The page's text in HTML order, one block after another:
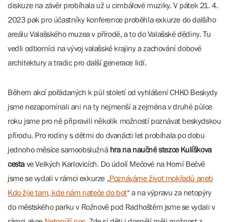
diskuze na závěr probíhala už u cimbálové muziky. V pátek 21. 4.
2023 pak pro účastníky konference proběhla exkurze do dalšího
areálu Valašského muzea v přírodě, a to do Valašské dědiny. Tu
vedli odborníci na vývoj valašské krajiny a zachování dobové
architektury a tradic pro další generace lidí.
Během akcí pořádaných k půl století od vyhlášení CHKO Beskydy
jsme nezapomínali ani na ty nejmenší a zejména v druhé půlce
roku jsme pro ně připravili několik možností poznávat beskydskou
přírodu. Pro rodiny s dětmi do dvanácti let probíhala po dobu
jednoho měsíce samoobslužná hra na naučné stezce Kulíškova
cesta ve Velkých Karlovicích. Do údolí Mečové na Horní Bečvě
jsme se vydali v rámci exkurze „Poznáváme život mokřadů aneb
Kdo žije tam, kde nám nateče do bot“ a na výpravu za netopýry
do městského parku v Rožnově pod Radhoštěm jsme se vydali v